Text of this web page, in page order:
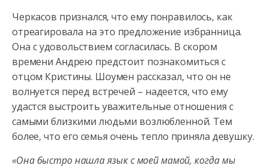
Черкасов признался, что ему понравилось, как
отреагировала на это предложение избранница.
Она с удовольствием согласилась. В скором
времени Андрею предстоит познакомиться с
отцом Кристины. Шоумен рассказал, что он не
волнуется перед встречей – надеется, что ему
удастся выстроить уважительные отношения с
самыми близкими людьми возлюбленной. Тем
более, что его семья очень тепло приняла девушку.
«Она быстро нашла язык с моей мамой, когда мы